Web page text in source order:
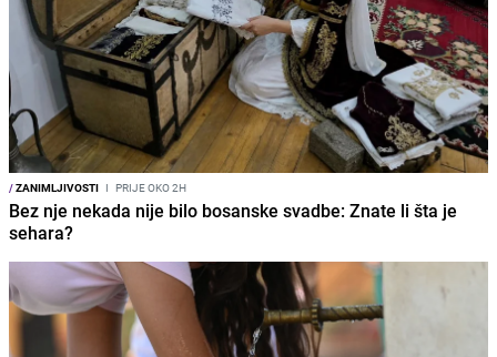
/ZANIMLJIVOSTI I PRIJE OKO 2H
Bez nje nekada nije bilo bosanske svadbe: Znate li šta je
sehara?